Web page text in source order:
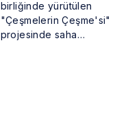
birliğinde yürütülen
"Çeşmelerin Çeşme'si"
projesinde saha